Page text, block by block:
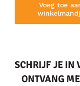
Voeg toe
SCHRIJF JE IN
ONTVANG